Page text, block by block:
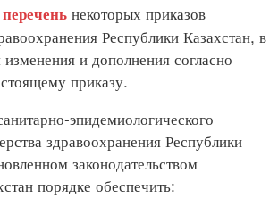
перечень некоторых приказов
Республики Казахстан, в
изменения и дополнения согласно
приказу.
эпидемиологического
здравоохранения Республики
законодательством
порядке обеспечить: